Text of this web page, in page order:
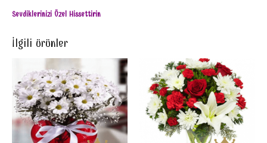
Sevdiklerinizi Özel Hissettirin
İlgili ürünler